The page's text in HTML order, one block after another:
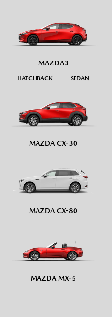
MAZDA3
HATCHBACK SEDAN
MAZDA CX-30
MAZDA CX-80
MAZDA MX-5